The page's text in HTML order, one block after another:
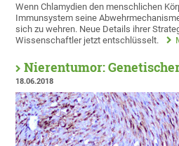
Wenn Chlamydien den menschlichen
Immunsystem seine
sich zu wehren. Neue Details ihrer
Wissenschaftler jetzt entschlüsselt.
Nierentumor:
18.06.2018